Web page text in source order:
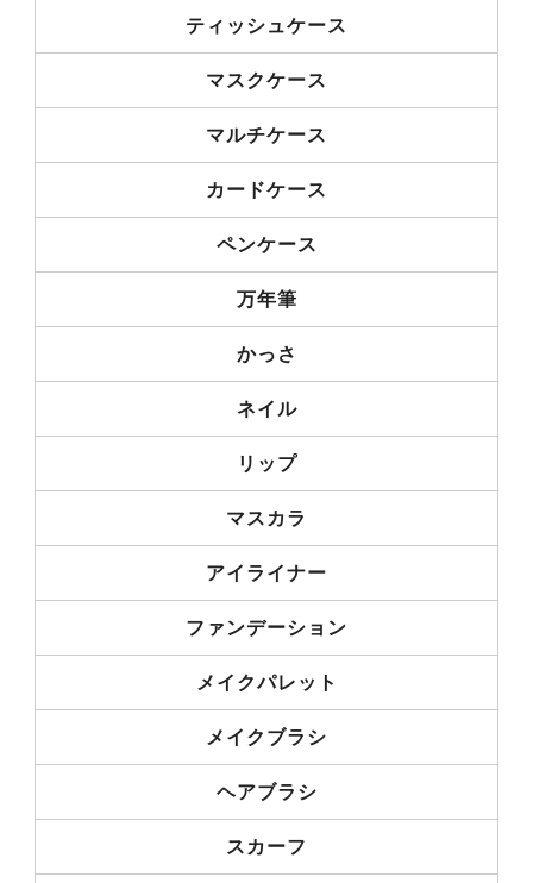
ティッシュケース
マスクケース
マルチケース
カードケース
ペンケース
万年筆
かっさ
ネイル
リップ
マスカラ
アイライナー
ファンデーション
メイクパレット
メイクブラシ
ヘアブラシ
スカーフ